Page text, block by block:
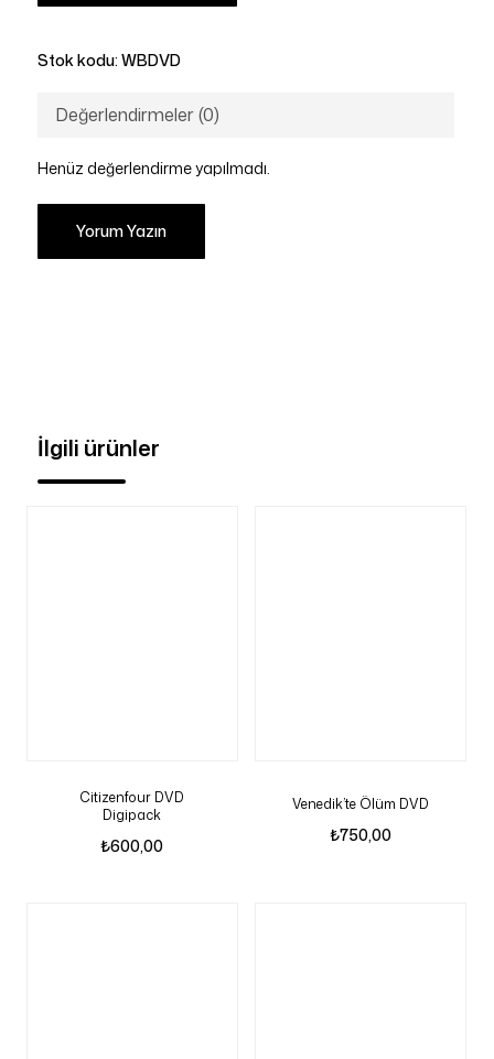
Stok kodu: WBDVD
Değerlendirmeler (0)
Henüz değerlendirme yapılmadı.
Yorum Yazın
İlgili ürünler
Citizenfour DVD
Digipack
₺600,00
Venedik’te Ölüm DVD
₺750,00